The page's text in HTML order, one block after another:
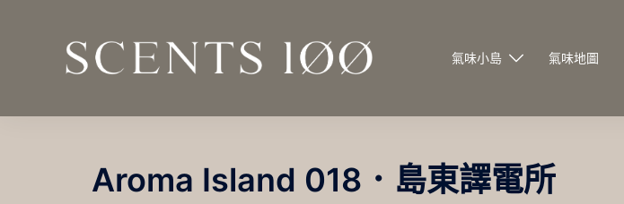
氣味小島 氣味地圖
Aroma Island 018．島東譯電所